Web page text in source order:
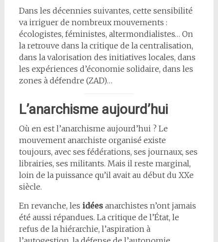
Dans les décennies suivantes, cette sensibilité
va irriguer de nombreux mouvements :
écologistes, féministes, altermondialistes… On
la retrouve dans la critique de la centralisation,
dans la valorisation des initiatives locales, dans
les expériences d’économie solidaire, dans les
zones à défendre (ZAD)…
L’anarchisme aujourd’hui
Où en est l’anarchisme aujourd’hui ? Le
mouvement anarchiste organisé existe
toujours, avec ses fédérations, ses journaux, ses
librairies, ses militants. Mais il reste marginal,
loin de la puissance qu’il avait au début du XXe
siècle.
En revanche, les idéesanarchistes n’ont jamais
été aussi répandues. La critique de l’État, le
refus de la hiérarchie, l’aspiration à